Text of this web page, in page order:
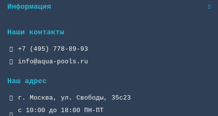
Информация
Наши контакты
+7 (495) 778-89-93
info@aqua-pools.ru
Наш адрес
г. Москва, ул. Свободы, 35с23
с 10:00 до 18:00 ПН-ПТ